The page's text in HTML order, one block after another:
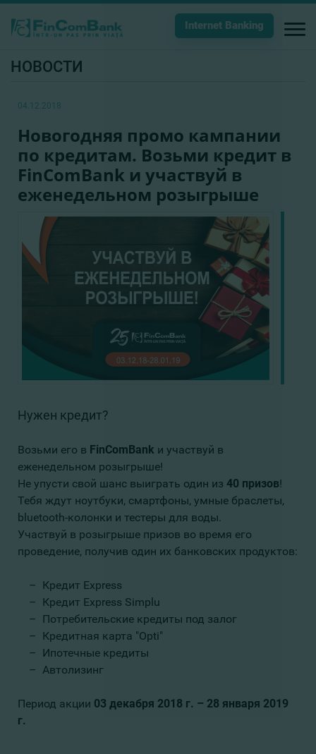
Internet Banking
НОВОСТИ
04.12.2018
Новогодняя промо кампании
по кредитам. Возьми кредит в
FinComBank и участвуй в
еженедельном розыгрыше
Нужен кредит?
Возьми его в FinComBank и участвуй в
еженедельном розыгрыше!
Не упусти свой шанс выиграть один из 40 призов!
Тебя ждут ноутбуки, смартфоны, умные браслеты,
bluetooth-колонки и тестеры для воды.
Участвуй в розыгрыше призов во время его
проведение, получив один их банковских продуктов:
– Кредит Express
– Кредит Express Simplu
– Потребительские кредиты под залог
– Кредитная карта "Opti"
– Ипотечные кредиты
– Автолизинг
Период акции 03 декабря 2018 г. – 28 января 2019
г.